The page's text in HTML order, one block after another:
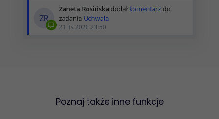
Poznaj także inne funkcje